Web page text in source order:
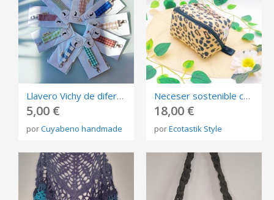
Llavero Vichy de diferentes colores
5,00 €
porCuyabeno handmade
Neceser sostenible con estampado de leopardo convertible en bandeja
18,00 €
porEcotastik Style